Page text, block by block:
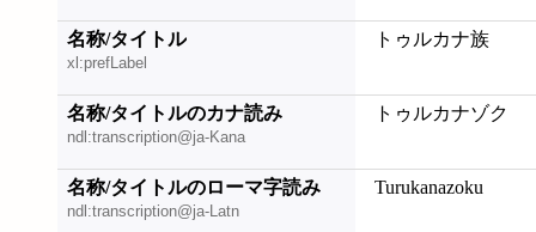
名称/タイトル
xl:prefLabel
トゥルカナ族
名称/タイトルのカナ読み
ndl:transcription@ja-Kana
トゥルカナゾク
名称/タイトルのローマ字読み
ndl:transcription@ja-Latn
Turukanazoku